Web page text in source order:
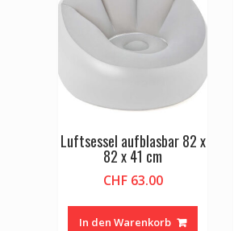
Luftsessel aufblasbar 82 x
82 x 41 cm
CHF63.00
In den Warenkorb